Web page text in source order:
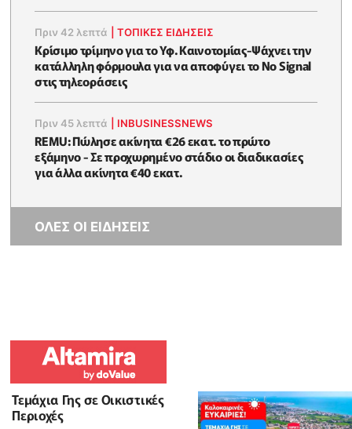
Πριν 42 λεπτά |ΤΟΠΙΚΕΣ ΕΙΔΗΣΕΙΣ
Κρίσιμο τρίμηνο για το Υφ. Καινοτομίας-Ψάχνει την
κατάλληλη φόρμουλα για να αποφύγει το No Signal
στις τηλεοράσεις
Πριν 45 λεπτά INBUSINESSNEWS
REMU: Πώλησε ακίνητα €26 εκατ. το πρώτο
εξάμηνο - Σε προχωρημένο στάδιο οι διαδικασίες
για άλλα ακίνητα €40 εκατ.
ΟΛΕΣ ΟΙ ΕΙΔΗΣΕΙΣ
Τεμάχια Γης σε Οικιστικές
Περιοχές